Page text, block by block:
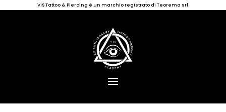
VIS Tattoo & Piercing è un marchio registrato di Teorema srl